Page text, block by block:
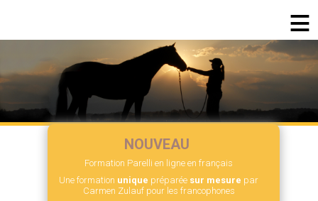
≡
NOUVEAU
Formation Parelli en ligne en français
Une formation unique préparée sur mesure par
Carmen Zulauf pour les francophones